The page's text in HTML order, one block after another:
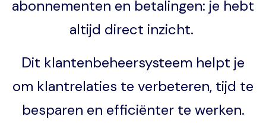
abonnementen en betalingen: je hebt
altijd direct inzicht.
Dit klantenbeheersysteem helpt je
om klantrelaties te verbeteren, tijd te
besparen en efficiënter te werken.